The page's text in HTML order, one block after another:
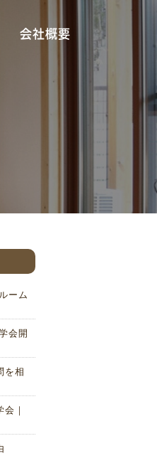
会社概要
ーム
会開
を相
｜